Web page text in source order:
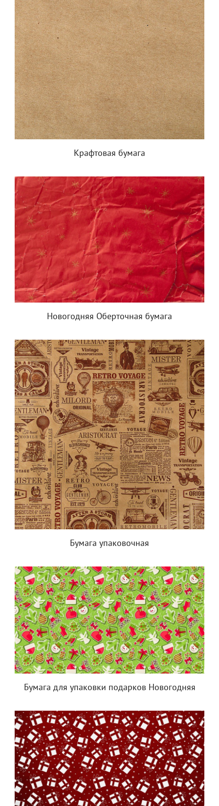
Крафтовая бумага
Новогодняя Оберточная бумага
Бумага упаковочная
Бумага для упаковки подарков Новогодняя